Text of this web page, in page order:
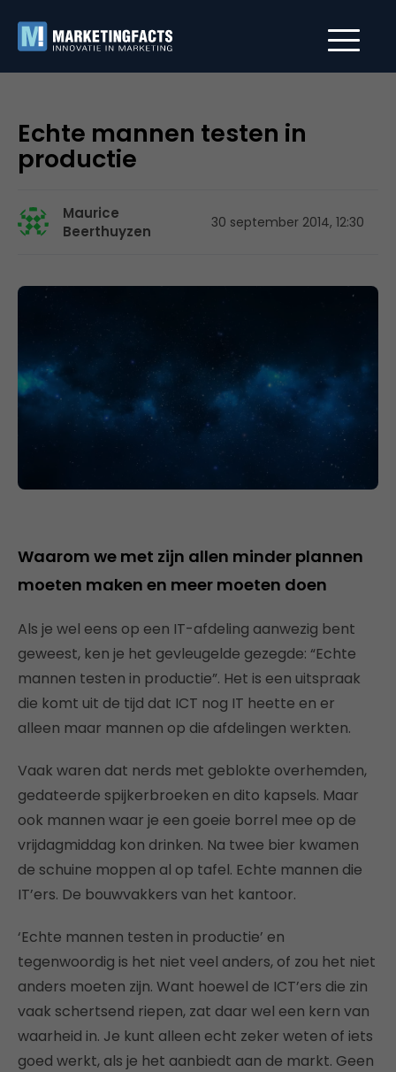
Echte mannen testen in
productie
Maurice
Beerthuyzen
30 september 2014, 12:30
Waarom we met zijn allen minder plannen
moeten maken en meer moeten doen
Als je wel eens op een IT-afdeling aanwezig bent
geweest, ken je het gevleugelde gezegde: “Echte
mannen testen in productie”. Het is een uitspraak
die komt uit de tijd dat ICT nog IT heette en er
alleen maar mannen op die afdelingen werkten.
Vaak waren dat nerds met geblokte overhemden,
gedateerde spijkerbroeken en dito kapsels. Maar
ook mannen waar je een goeie borrel mee op de
vrijdagmiddag kon drinken. Na twee bier kwamen
de schuine moppen al op tafel. Echte mannen die
IT’ers. De bouwvakkers van het kantoor.
‘Echte mannen testen in productie’ en
tegenwoordig is het niet veel anders, of zou het niet
anders moeten zijn. Want hoewel de ICT’ers die zin
vaak schertsend riepen, zat daar wel een kern van
waarheid in. Je kunt alleen echt zeker weten of iets
goed werkt, als je het aanbiedt aan de markt. Geen